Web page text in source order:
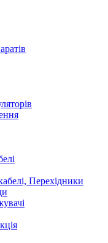
Перехідники